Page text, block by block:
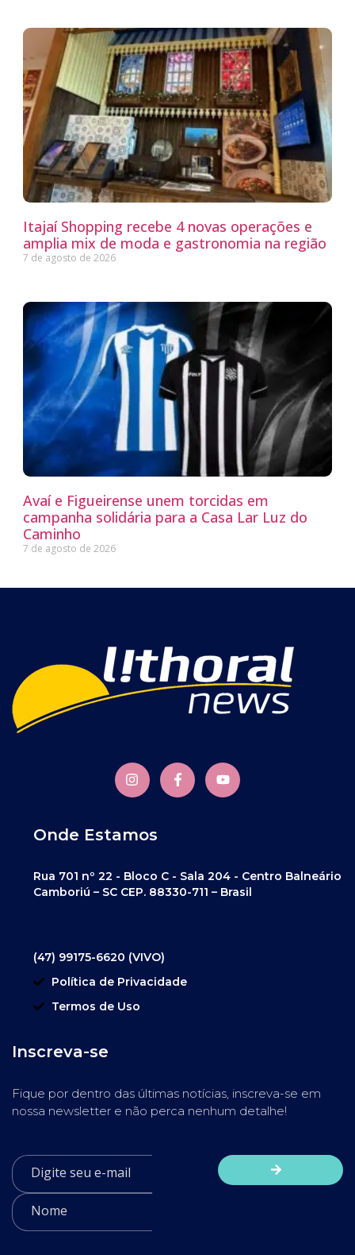
Itajaí Shopping recebe 4 novas operações e
amplia mix de moda e gastronomia na região
7 de agosto de 2026
Avaí e Figueirense unem torcidas em
campanha solidária para a Casa Lar Luz do
Caminho
7 de agosto de 2026
Onde Estamos
Rua 701 nº 22 - Bloco C - Sala 204 - Centro Balneário
Camboriú – SC CEP. 88330-711 – Brasil
(47) 99175-6620 (VIVO)
Política de Privacidade
Termos de Uso
Inscreva-se
Fique por dentro das últimas notícias, inscreva-se em
nossa newsletter e não perca nenhum detalhe!